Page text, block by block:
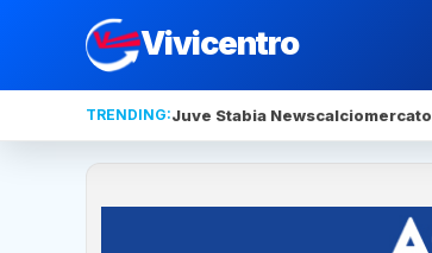
Vivicentro
TRENDING:Juve Stabia Newscalciomercato